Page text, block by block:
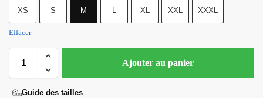
XS S M L XL XXL XXXL
Effacer
Ajouter au panier
Guide des tailles